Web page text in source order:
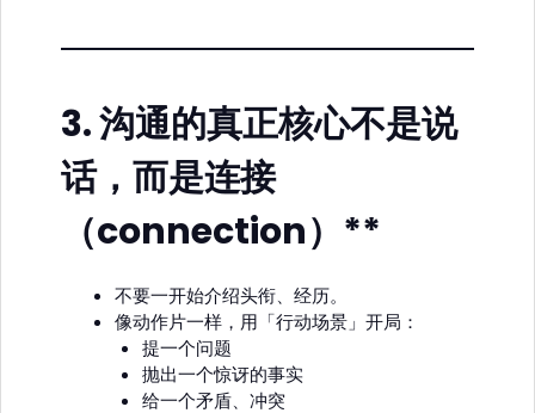
3.沟通的真正核心不是说
话，而是连接
（connection）**
不要一开始介绍头衔、经历。
像动作片一样，用「行动场景」开局：
提一个问题
抛出一个惊讶的事实
给一个矛盾、冲突